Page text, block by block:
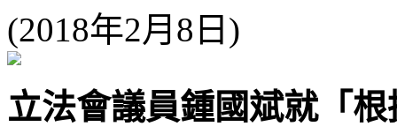
(2018年2月8日)
立法會議員鍾國斌就「